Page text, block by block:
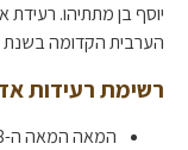
יוסף בן מתתיהו.
הערבית הקדומה בשנת 749 לספירה.
רשימת רעידות